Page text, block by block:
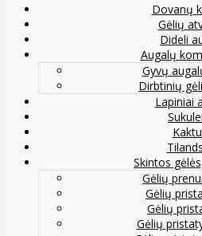
Dovanų
Gėlių
Dideli
Augalų
Gyvų
Dirbtinių
Lapiniai
Skintos
Gėlių
Gėlių
Gėlių
Gėlių